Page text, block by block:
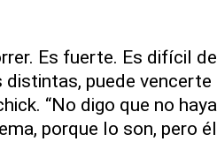
Es fuerte. Es difícil de
distintas, puede vencerte
“No digo que no haya
porque lo son, pero él